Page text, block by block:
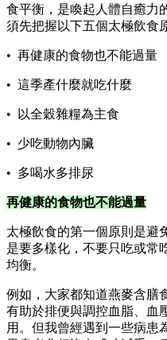
食平衡，是喚起人體自癒力
須先把握以下五個太極飲食
• 再健康的食物也不能過量
• 這季產什麼就吃什麼
• 以全穀雜糧為主食
• 少吃動物內臟
• 多喝水多排尿
再健康的食物也不能過量
太極飲食的第一個原則是避
是要多樣化，不要只吃或常
均衡。
例如，大家都知道燕麥含膳
有助於排便與調控血脂、血
用。但我曾經遇到一些病患